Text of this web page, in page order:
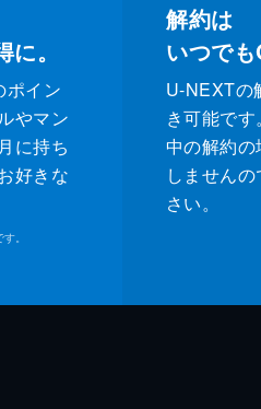
。
ポイン
やマン
に持ち
好きな
。
解約は
いつでも
U-NEXTの
き可能で
中の解約
しません
さい。